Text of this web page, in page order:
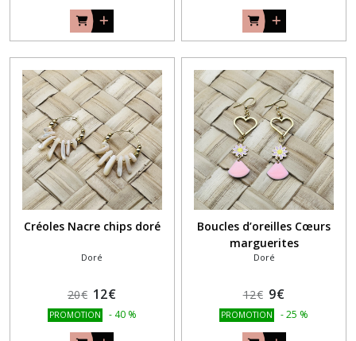
Créoles Nacre chips doré
Doré
20€ 12€
PROMOTION - 40 %
Boucles d’oreilles Cœurs
marguerites
Doré
12€ 9€
PROMOTION -25 %